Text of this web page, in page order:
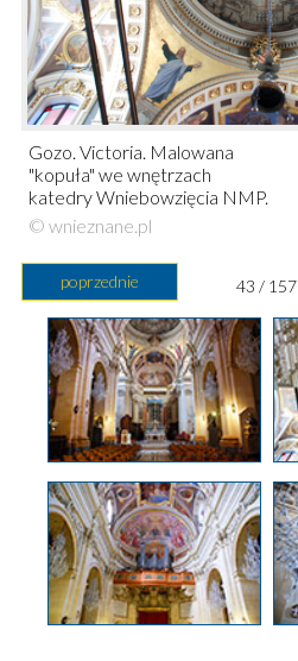
Gozo. Victoria. Malowana
"kopuła" we wnętrzach
katedry Wniebowzięcia NMP.
© wnieznane.pl
poprzednie 43 / 157